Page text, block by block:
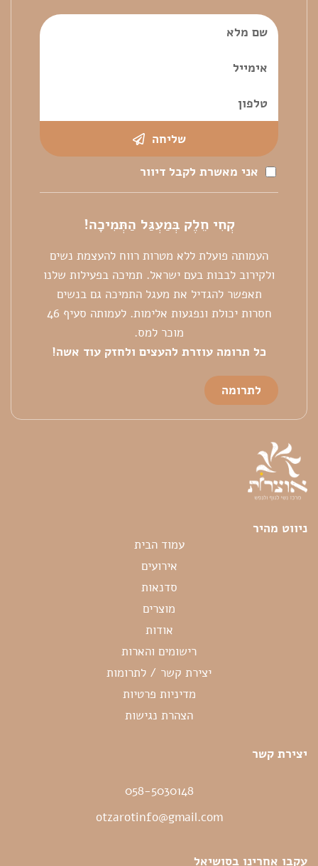
אני מאשרת לקבל דיוור
שליחה
קְחִי חֵלֶק בְּמַעְגַּל הַתְּמִיכָה!
העמותה פועלת ללא מטרות רווח להעצמת נשים
ולקירוב לבבות בעם ישראל. תמיכה בפעילות שלנו
תאפשר להגדיל את מעגל התמיכה גם בנשים
חסרות יכולת ונפגעות אלימות. לעמותה סעיף 46
מוכר למס.
כל תרומה עוזרת להעצים ולחזק עוד אשה!
לתרומה
ניווט מהיר
עמוד הבית
אירועים
סדנאות
מוצרים
אודות
רישומים והארות
יצירת קשר / לתרומות
מדיניות פרטיות
הצהרת נגישות
יצירת קשר
058-5030148
otzarotinfo@gmail.com
עקבו אחרינו בסושיאל